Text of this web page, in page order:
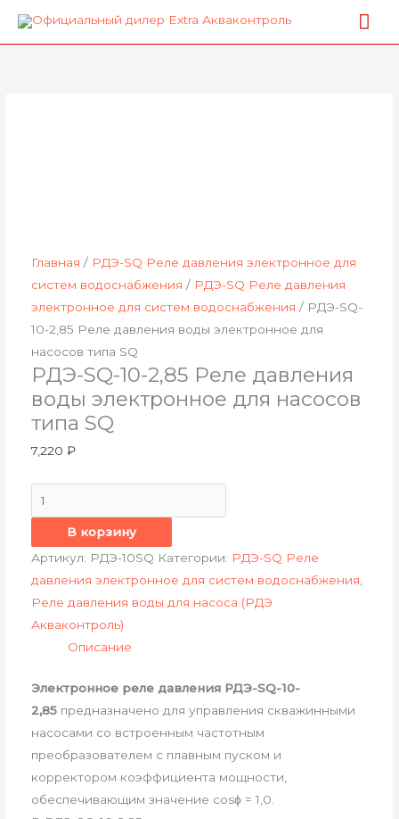
Главная / РДЭ-SQ Реле давления электронное для
систем водоснабжения / РДЭ-SQ Реле давления
электронное для систем водоснабжения / РДЭ-SQ-
10-2,85 Реле давления воды электронное для
насосов типа SQ
РДЭ-SQ-10-2,85 Реле давления
воды электронное для насосов
типа SQ
7,220 ₽
электронное
В корзину
Артикул: РДЭ-10SQ Категории: РДЭ-SQ Реле
давления электронное для систем водоснабжения,
Реле давления воды для насоса (РДЭ
Акваконтроль)
Описание
Электронное реле давления РДЭ-SQ-10-
2,85предназначено для управления скважинными
насосами со встроенным частотным
преобразователем с плавным пуском и
корректором коэффициента мощности,
обеспечивающим значение cosϕ = 1,0.